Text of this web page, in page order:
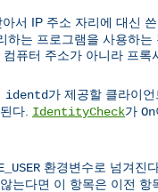
서 IP 주소 자리에 대신
하는 프로그램을 사용하
퓨터 주소가 아니라 프록
identd가 제공할 클라이
다. IdentityCheck가 On
환경변수로 넘겨진
는다면 이 항목은 이전 항